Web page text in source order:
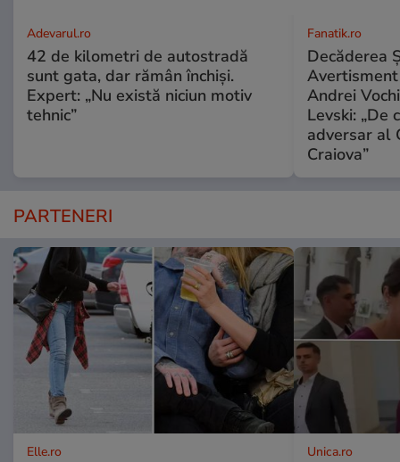
Adevarul.ro
42 de kilometri de autostradă
sunt gata, dar rămân închiși.
Expert: „Nu există niciun motiv
tehnic”
Fanatik.ro
Decăderea
Andrei
Levski: „De
adversar al
Craiova”
PARTENERI
Elle.ro Unica.ro